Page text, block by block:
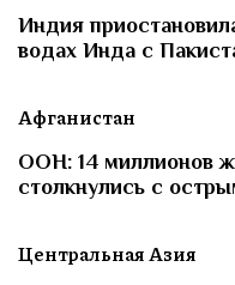
Индия
водах Инда с
Афганистан
ООН: 14 миллионов
столкнулись с
Центральная Азия